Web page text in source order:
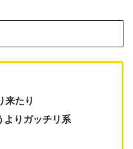
来たり
よりガッチリ系